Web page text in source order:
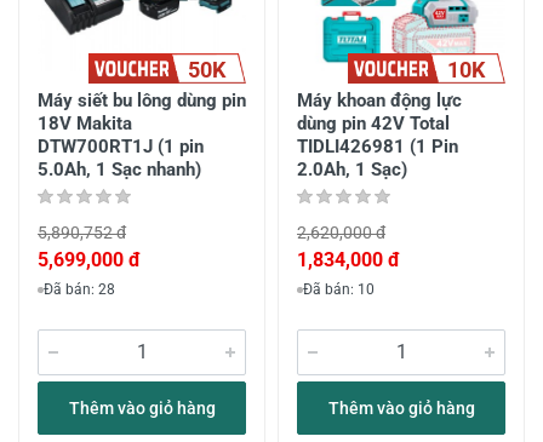
50K
Máy siết bu lông dùng pin
18V Makita
DTW700RT1J (1 pin
5.0Ah, 1 Sạc nhanh)
5,890,752 đ
5,699,000 đ
Đã bán: 28
Thêm vào giỏ hàng
10K
Máy khoan động lực
dùng pin 42V Total
TIDLI426981 (1 Pin
2.0Ah, 1 Sạc)
2,620,000 đ
1,834,000 đ
Đã bán: 10
Thêm vào giỏ hàng